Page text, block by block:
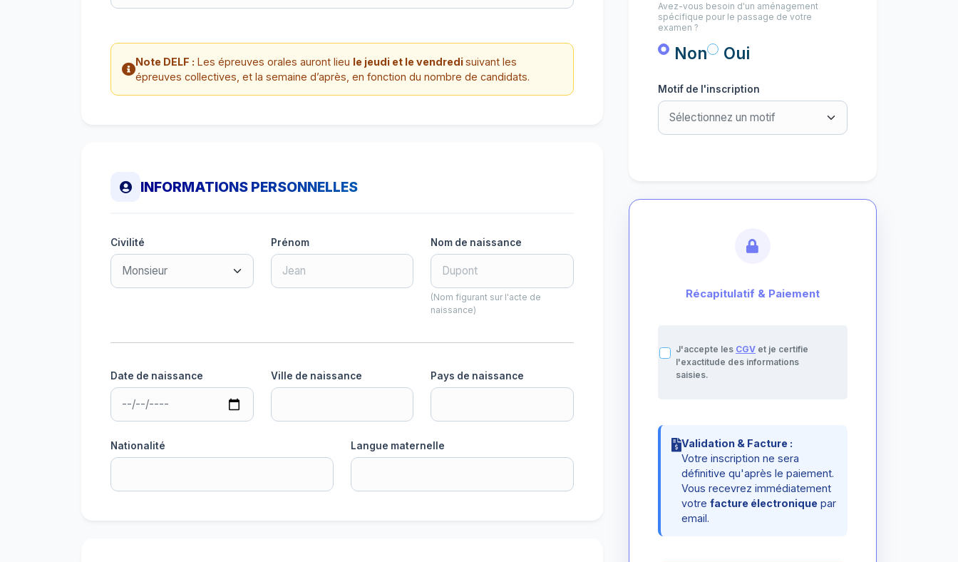
Note DELF : Les épreuves orales auront lieu le jeudi et le vendredisuivant les
épreuves collectives, et la semaine d’après, en fonction du nombre de candidats.
INFORMATIONS PERSONNELLES
Civilité Prénom Nom de naissance
(Nom figurant sur l'acte de
naissance)
Date de naissance Ville de naissance Pays de naissance
Nationalité Langue maternelle
Avez-vous besoin d'un aménagement
spécifique pour le passage de votre
examen ?
Non Oui
Motif de l'inscription
Récapitulatif & Paiement
J'accepte les CGV et je certifie
l'exactitude des informations
saisies.
Validation & Facture :
Votre inscription ne sera
définitive qu'après le paiement.
Vous recevrez immédiatement
votre facture électronique par
email.